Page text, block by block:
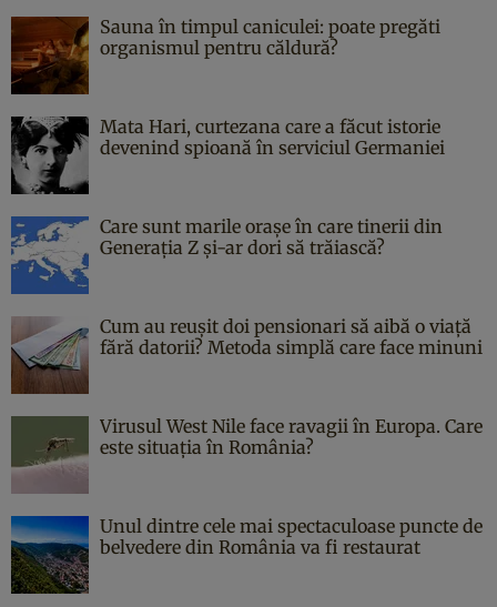
Sauna în timpul caniculei: poate pregăti
organismul pentru căldură?
Mata Hari, curtezana care a făcut istorie
devenind spioană în serviciul Germaniei
Care sunt marile orașe în care tinerii din
Generația Z și-ar dori să trăiască?
Cum au reușit doi pensionari să aibă o viață
fără datorii? Metoda simplă care face minuni
Virusul West Nile face ravagii în Europa. Care
este situația în România?
Unul dintre cele mai spectaculoase puncte de
belvedere din România va fi restaurat